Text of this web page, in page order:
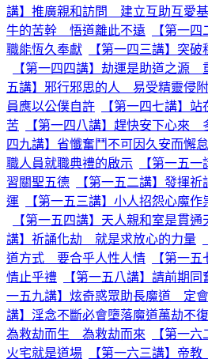
講】推廣親和訪問 建立互助互愛
牛的苦幹 悟道離此不遠
【第一
職能恆久奉獻
【第一四三講】突
【第一四四講】劫運是助道之源
五講】邪行邪思的人 易受精靈侵附
員應以公僕自許
【第一四七講】
苦
【第一四八講】趕快安下心來
四九講】省懺奮鬥不可因久安而懈怠
職人員就職典禮的啟示
【第一五
習關聖五德
【第一五二講】發揮
運
【第一五三講】小人招怨心魔
【第一五四講】天人親和室是貫
講】祈誦化劫 就是求放心的力量
道方式 要合乎人性人情
【第一
情止乎禮
【第一五八講】請前期
一五九講】炫奇惑眾助長魔道 定
講】淫念不斷必會墮落魔道萬劫不復
為救劫而生 為救劫而來
【第一
火宅就是道場
【第一六三講】帝